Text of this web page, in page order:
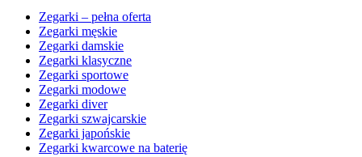
Zegarki – pełna oferta
Zegarki męskie
Zegarki damskie
Zegarki klasyczne
Zegarki sportowe
Zegarki modowe
Zegarki diver
Zegarki szwajcarskie
Zegarki japońskie
Zegarki kwarcowe na baterię